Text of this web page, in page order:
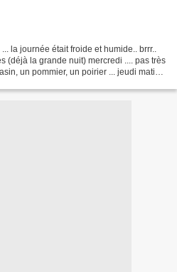
la journée était froide et humide.. brrr..
(déjà la grande nuit) mercredi .... pas très
un pommier, un poirier ... jeudi matin,